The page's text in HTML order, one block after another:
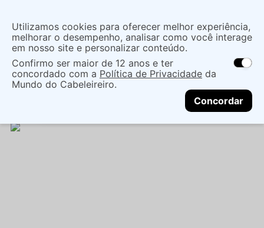
localização
As ofertas e opções de entrega variam de
acordo com a região.Não sei meu CEP
CONTINUAR
O que você procura?
Maquiagem Boca Batom Líquido
BATOM
LÍQUIDO DAILUS NUDE N 12 MATTE - LONGA
Utilizamos cookies para oferecer melhor experiência,
melhorar o desempenho, analisar como você interage
em nosso site e personalizar conteúdo.
Confirmo ser maior de 12 anos e ter
concordado com a Política de Privacidade da
Mundo do Cabeleireiro.
Concordar